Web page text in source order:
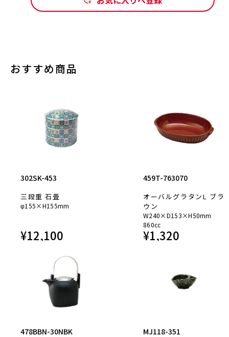
おすすめ商品
302SK-453
三段重 石畳
φ155×H155mm
¥12,100
459T-763070
オーバルグラタンL ブラ
ウン
W240×D153×H50mm
860cc
¥1,320
478BBN-30NBK MJ118-351